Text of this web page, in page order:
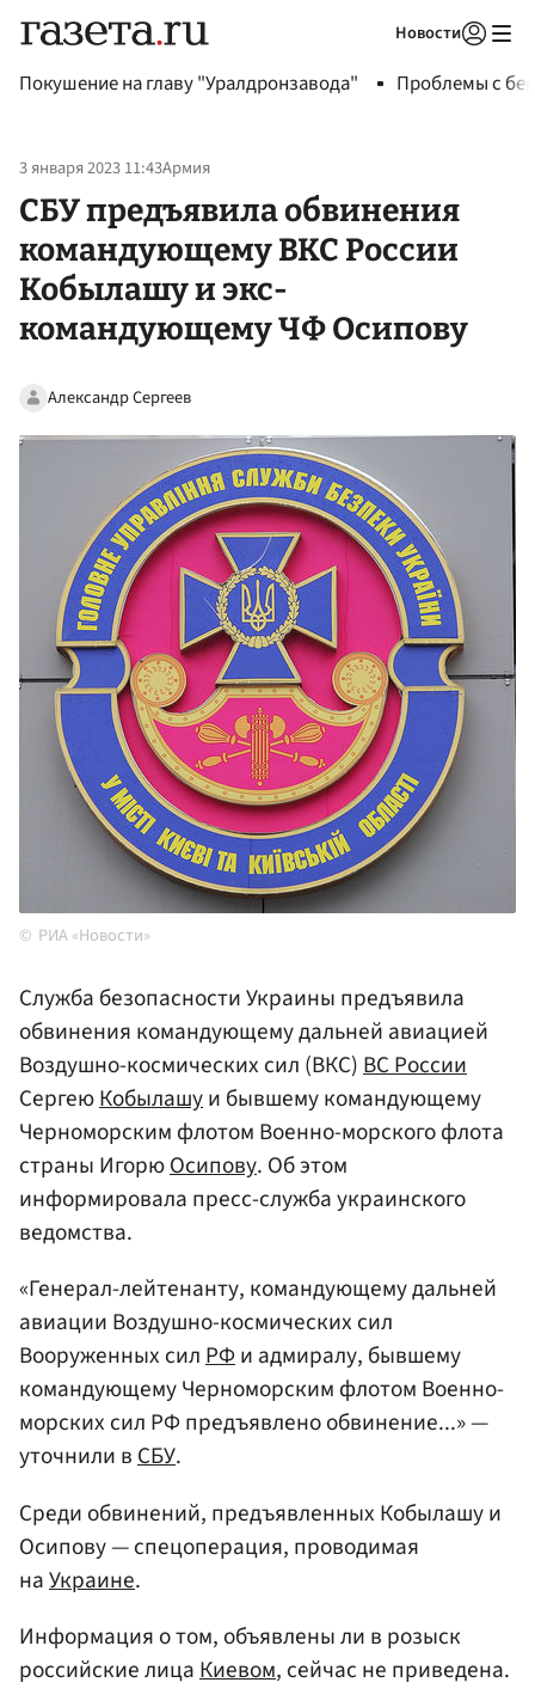
Новости
Покушение на главу "Уралдронзавода" Проблемы с
3 января 2023 11:43Армия
СБУ предъявила обвинения
командующему ВКС России
Кобылашу и экс-
командующему ЧФ Осипову
Александр Сергеев
РИА «Новости»
Служба безопасности Украины предъявила
обвинения командующему дальней авиацией
Воздушно-космических сил (ВКС)ВС России
СергеюКобылашуи бывшему командующему
Черноморским флотом Военно-морского флота
страны ИгорюОсипову. Об этом
информировала пресс-служба украинского
ведомства.
«Генерал-лейтенанту, командующему дальней
авиации Воздушно-космических сил
Вооруженных силРФи адмиралу, бывшему
командующему Черноморским флотом Военно-
морских сил РФ предъявлено обвинение...» —
уточнили вСБУ.
Среди обвинений, предъявленных Кобылашу и
Осипову — спецоперация, проводимая
наУкраине.
Информация о том, объявлены ли в розыск
российские лицаКиевом, сейчас не приведена.